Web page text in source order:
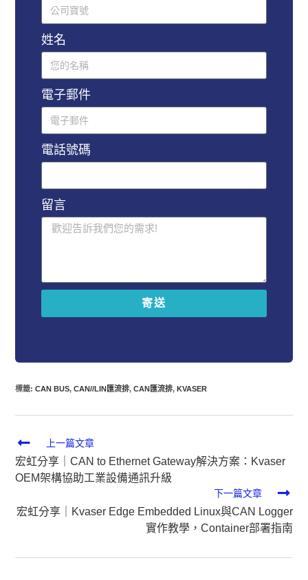
姓名
電子郵件
電話號碼
留言
寄送
v
e
:
標籤:CAN BUS, CAN//LIN匯流排, CAN匯流排, KVASER
上一篇文章
宏虹分享｜CAN to Ethernet Gateway解決方案：Kvaser
OEM架構協助工業設備通訊升級
下一篇文章
宏虹分享｜Kvaser Edge Embedded Linux與CAN Logger
實作教學，Container部署指南